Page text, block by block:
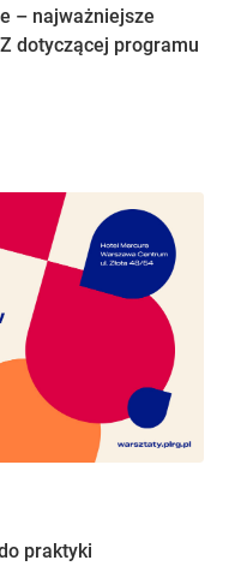
– najważniejsze
dotyczącej programu
praktyki